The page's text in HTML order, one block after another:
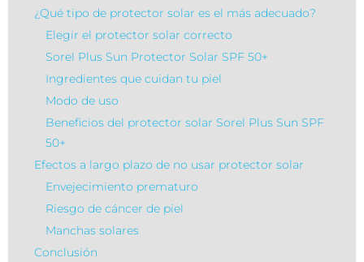
¿Qué tipo de protector solar es el más adecuado?
Elegir el protector solar correcto
Sorel Plus Sun Protector Solar SPF 50+
Ingredientes que cuidan tu piel
Modo de uso
Beneficios del protector solar Sorel Plus Sun SPF
50+
Efectos a largo plazo de no usar protector solar
Envejecimiento prematuro
Riesgo de cáncer de piel
Manchas solares
Conclusión